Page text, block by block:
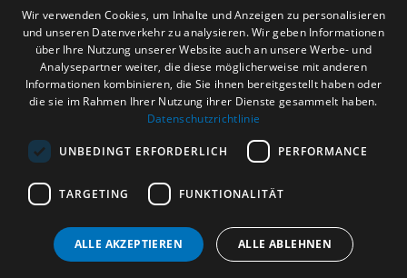
Zertifizierung / Mitgliedschaften
Datenschutzerklärung
Benachrichtigungsservice
Kontakt und Anfahrt
Wir verwenden Cookies, um Inhalte und Anzeigen zu personalisieren
und unseren Datenverkehr zu analysieren. Wir geben Informationen
über Ihre Nutzung unserer Website auch an unsere Werbe- und
Analysepartner weiter, die diese möglicherweise mit anderen
Informationen kombinieren, die Sie ihnen bereitgestellt haben oder
die sie im Rahmen Ihrer Nutzung ihrer Dienste gesammelt haben.
Datenschutzrichtlinie
UNBEDINGT ERFORDERLICH PERFORMANCE
TARGETING FUNKTIONALITÄT
ALLE AKZEPTIEREN ALLE ABLEHNEN